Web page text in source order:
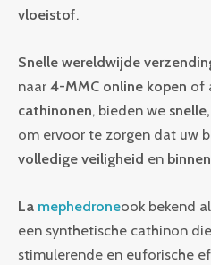
vloeistof.
Snelle wereldwijde
naar 4-MMC online kopen of
cathinonen, bieden we
om ervoor te zorgen dat uw
volledige veiligheid en
La mephedroneook bekend
een synthetische cathinon
stimulerende en euforische